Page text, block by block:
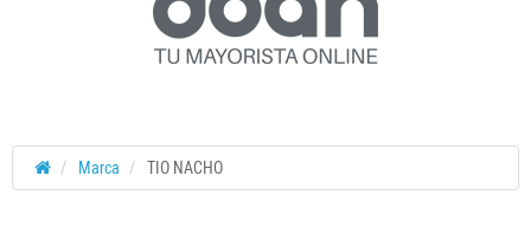
Marca TIO NACHO